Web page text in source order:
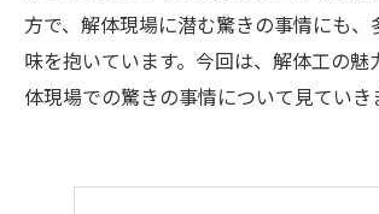
方で、解体現場に潜む驚きの事情にも
味を抱いています。今回は、解体工の魅
体現場での驚きの事情について見ていき